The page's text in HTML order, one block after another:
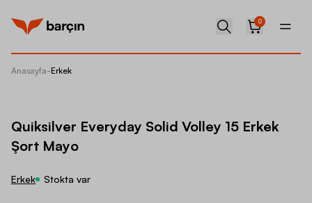
0
Anasayfa-Erkek
Quiksilver Everyday Solid Volley 15 Erkek
Şort Mayo
Erkek Stokta var